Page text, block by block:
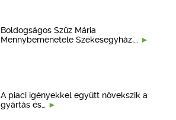
Boldogságos Szűz Mária
Mennybemenetele Székesegyház,…
A piaci igényekkel együtt növekszik a
gyártás és…